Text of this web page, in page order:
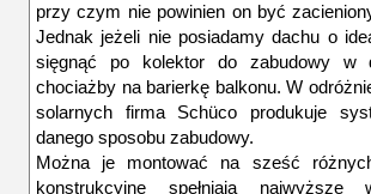
przy czym nie powinien on być
Jednak jeżeli nie posiadamy dachu o
sięgnąć po kolektor do zabudowy w
chociażby na barierkę balkonu. W
solarnych firma Schüco produkuje
danego sposobu zabudowy.
Można je montować na sześć
konstrukcyjne spełniają najwyższe